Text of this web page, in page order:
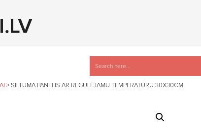
> SILTUMA PANELIS AR REGULĒJAMU TEMPERATŪRU 30X30CM